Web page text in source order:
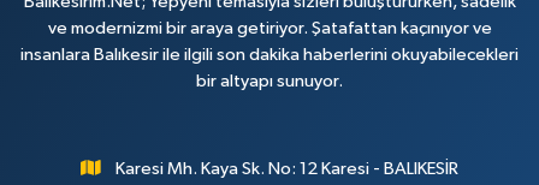
ve modernizmi bir araya getiriyor. Şatafattan kaçınıyor ve
insanlara Balıkesir ile ilgili son dakika haberlerini okuyabilecekleri
bir altyapı sunuyor.
Karesi Mh. Kaya Sk. No: 12 Karesi - BALIKESİR